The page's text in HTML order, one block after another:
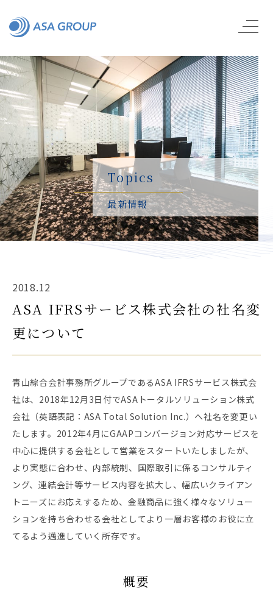
Topics
最新情報
2018.12
ASA IFRSサービス株式会社の社名変
更について
青山綜合会計事務所グループであるASA IFRSサービス株式会
社は、2018年12月3日付でASAトータルソリューション株式
会社（英語表記：ASA Total Solution Inc.）へ社名を変更い
たします。2012年4月にGAAPコンバージョン対応サービスを
中心に提供する会社として営業をスタートいたしましたが、
より実態に合わせ、内部統制、国際取引に係るコンサルティ
ング、連結会計等サービス内容を拡大し、幅広いクライアン
トニーズにお応えするため、金融商品に強く様々なソリュー
ションを持ち合わせる会社としてより一層お客様のお役に立
てるよう邁進していく所存です。
概要